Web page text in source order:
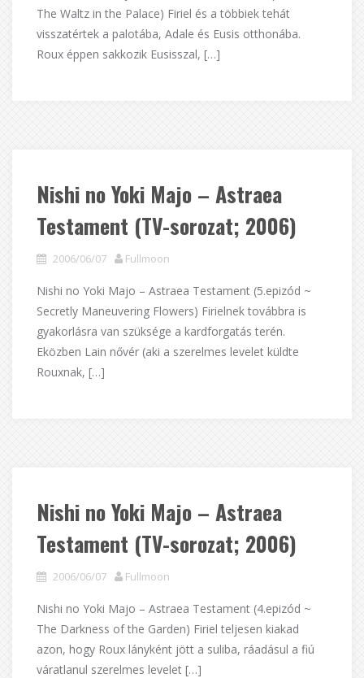
The Waltz in the Palace) Firiel és a többiek tehát
visszatértek a palotába, Adale és Eusis otthonába.
Roux éppen sakkozik Eusisszal, […]
Nishi no Yoki Majo – Astraea
Testament (TV-sorozat; 2006)
2006/06/07 Fullmoon
Nishi no Yoki Majo – Astraea Testament (5.epizód ~
Secretly Maneuvering Flowers) Firielnek továbbra is
gyakorlásra van szüksége a kardforgatás terén.
Eközben Lain nővér (aki a szerelmes levelet küldte
Rouxnak, […]
Nishi no Yoki Majo – Astraea
Testament (TV-sorozat; 2006)
2006/06/07 Fullmoon
Nishi no Yoki Majo – Astraea Testament (4.epizód ~
The Darkness of the Garden) Firiel teljesen kiakad
azon, hogy Roux lányként jött a suliba, ráadásul a fiú
váratlanul szerelmes levelet […]